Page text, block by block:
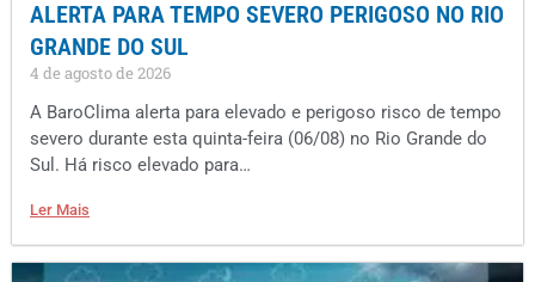
ALERTA PARA TEMPO SEVERO PERIGOSO NO RIO
GRANDE DO SUL
4 de agosto de 2026
A BaroClima alerta para elevado e perigoso risco de tempo
severo durante esta quinta-feira (06/08) no Rio Grande do
Sul. Há risco elevado para…
Ler Mais